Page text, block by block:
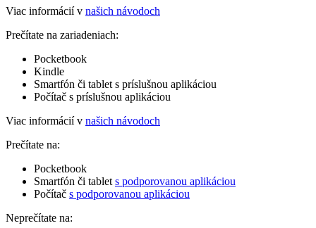
Viac informácií v našich návodoch
Prečítate na zariadeniach:
Pocketbook
Kindle
Smartfón či tablet s príslušnou aplikáciou
Počítač s príslušnou aplikáciou
Viac informácií v našich návodoch
Prečítate na:
Pocketbook
Smartfón či tablet s podporovanou aplikáciou
Počítač s podporovanou aplikáciou
Neprečítate na: